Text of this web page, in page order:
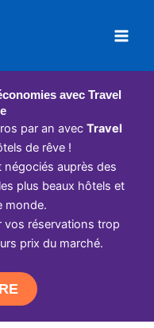
avec Travel
par an avec Travel
de rêve !
négociés auprès des
plus beaux hôtels et
monde.
vos réservations trop
prix du marché.